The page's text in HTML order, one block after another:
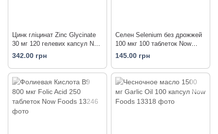
Цинк гліцинат Zinc Glycinate
30 мг 120 гелевих капсул Now
Foods
342.00 грн
Селен Selenium без дрожжей
100 мкг 100 таблеток Now
Foods
145.00 грн